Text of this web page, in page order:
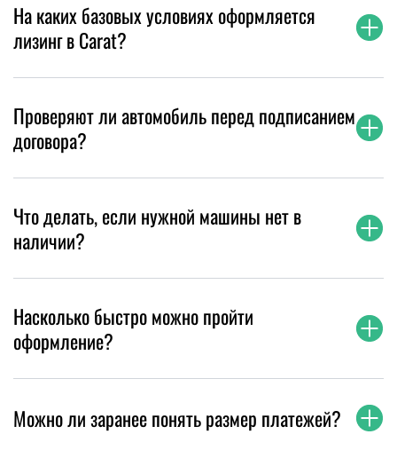
На каких базовых условиях оформляется
лизинг в Carat?
Проверяют ли автомобиль перед подписанием
договора?
Что делать, если нужной машины нет в
наличии?
Насколько быстро можно пройти
оформление?
Можно ли заранее понять размер платежей?